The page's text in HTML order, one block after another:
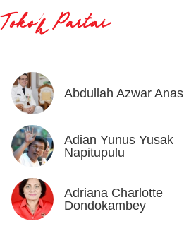
Tokoh Partai
Abdullah Azwar Anas
Adian Yunus Yusak
Napitupulu
Adriana Charlotte
Dondokambey